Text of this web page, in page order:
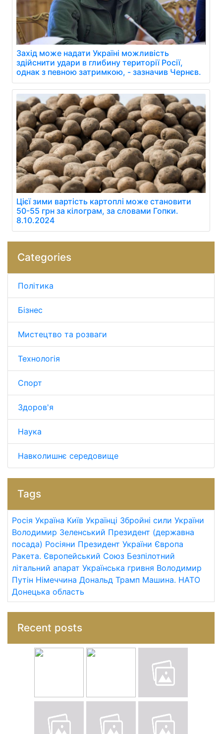
Захід може надати Україні можливість
здійснити удари в глибину території Росії,
однак з певною затримкою, - зазначив Чернєв.
Цієї зими вартість картоплі може становити
50-55 грн за кілограм, за словами Гопки.
8.10.2024
Categories
Політика
Бізнес
Мистецтво та розваги
Технологія
Спорт
Здоров'я
Наука
Навколишнє середовище
Tags
Росія Україна Київ Українці Збройні сили України
Володимир Зеленський Президент (державна
посада) Росіяни Президент України Європа
Ракета. Європейський Союз Безпілотний
літальний апарат Українська гривня Володимир
Путін Німеччина Дональд Трамп Машина. НАТО
Донецька область
Recent posts